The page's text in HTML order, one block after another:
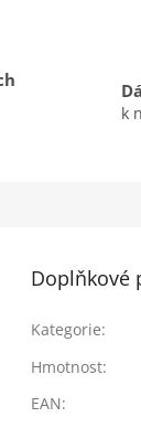
k
Doplňkové
Kategorie:
Hmotnost:
EAN: